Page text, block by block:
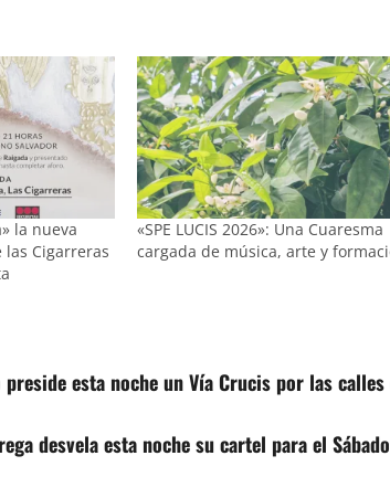
la nueva
las Cigarreras
«SPE LUCIS 2026»: Una Cuaresma
cargada de música, arte y
esta noche un Vía Crucis por las calles
desvela esta noche su cartel para el